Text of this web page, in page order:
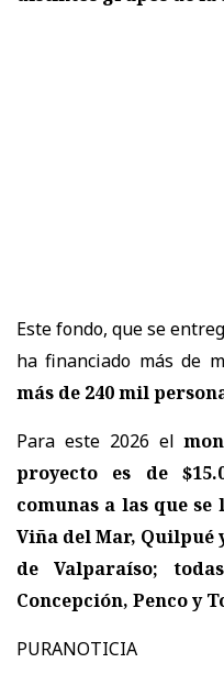
Este fondo, que se
ha financiado más de
más de 240 mil
Para este 2026 el
proyecto es de
comunas a las que se
Viña del Mar, Quilpué
de Valparaíso;
Concepción, Penco y
PURANOTICIA